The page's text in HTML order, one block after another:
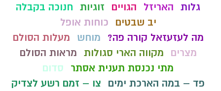
גלות האריזל הגויים זוגיות חנוכה בקבלה
יב שבטים
כוחות אופל
מה לעזעזאל קורה פה?
מוחש
מעלות הסולם
מצרים
מקווה הארי סגולות מראות הסולם
מתי נכנסת תענית אסתר
סדום
פד – במה הארכת ימים
צו – זמם רשע לצדיק